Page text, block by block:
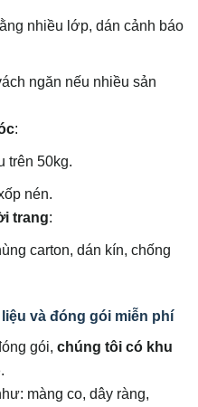
nhiều lớp, dán cảnh báo
ngăn nếu nhiều sản
:
trên 50kg.
nén.
trang:
carton, dán kín, chống
và đóng gói miễn phí
gói, chúng tôi có khu
.
màng co, dây ràng,